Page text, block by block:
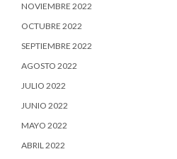
NOVIEMBRE 2022
OCTUBRE 2022
SEPTIEMBRE 2022
AGOSTO 2022
JULIO 2022
JUNIO 2022
MAYO 2022
ABRIL 2022